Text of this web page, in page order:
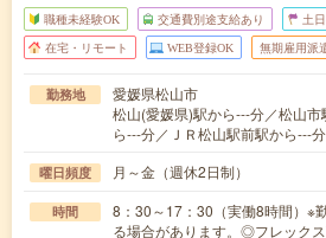
職種未経験OK 交通費別途支給あり 土
在宅・リモート WEB登録OK 無期雇用派
勤務地
愛媛県松山市
松山(愛媛県)駅から---分／松山
ら---分／ＪＲ松山駅前駅から---
曜日頻度 月～金（週休2日制）
時間
8：30～17：30（実働8時間）※
る場合があります。◎フレック